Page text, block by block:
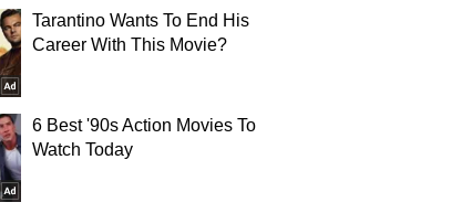
Tarantino Wants To End His
Career With This Movie?
6 Best '90s Action Movies To
Watch Today